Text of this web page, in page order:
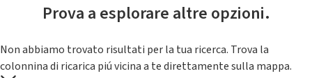
Prova a esplorare altre opzioni.
Non abbiamo trovato risultati per la tua ricerca. Trova la
colonnina di ricarica piú vicina a te direttamente sulla mappa.